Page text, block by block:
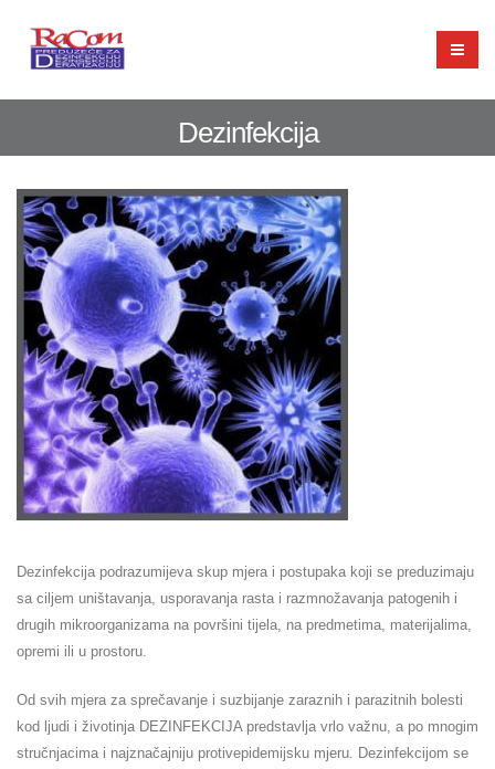
Dezinfekcija
Dezinfekcija podrazumijeva skup mjera i postupaka koji se preduzimaju
sa ciljem uništavanja, usporavanja rasta i razmnožavanja patogenih i
drugih mikroorganizama na površini tijela, na predmetima, materijalima,
opremi ili u prostoru.
Od svih mjera za sprečavanje i suzbijanje zaraznih i parazitnih bolesti
kod ljudi i životinja DEZINFEKCIJA predstavlja vrlo važnu, a po mnogim
stručnjacima i najznačajniju protivepidemijsku mjeru. Dezinfekcijom se